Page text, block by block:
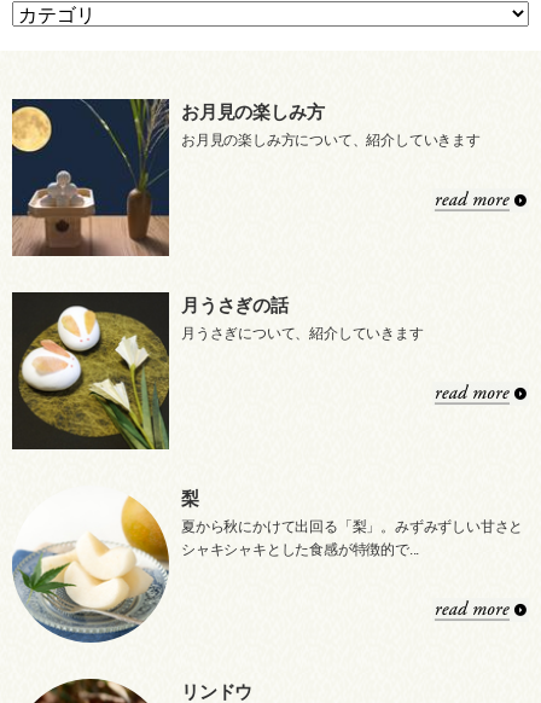
お月見の楽しみ方
お月見の楽しみ方について、紹介していきます
月うさぎの話
月うさぎについて、紹介していきます
梨
夏から秋にかけて出回る「梨」。みずみずしい甘さと
シャキシャキとした食感が特徴的で...
リンドウ